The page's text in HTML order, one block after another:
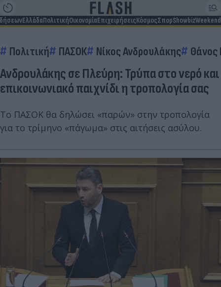
ΕλλάδαΠολιτικήΟικονομίαΕπιχειρήσειςΚόσμοςΣπορShowbizWeekend
Πολιτική ΠΑΣΟΚ Νίκος Ανδρουλάκης Θάνος
Ανδρουλάκης σε Πλεύρη: Τρύπα στο νερό και
επικοινωνιακό παιχνίδι η τροπολογία σας
Το ΠΑΣΟΚ θα δηλώσει «παρών» στην τροπολογία
για το τρίμηνο «πάγωμα» στις αιτήσεις ασύλου.